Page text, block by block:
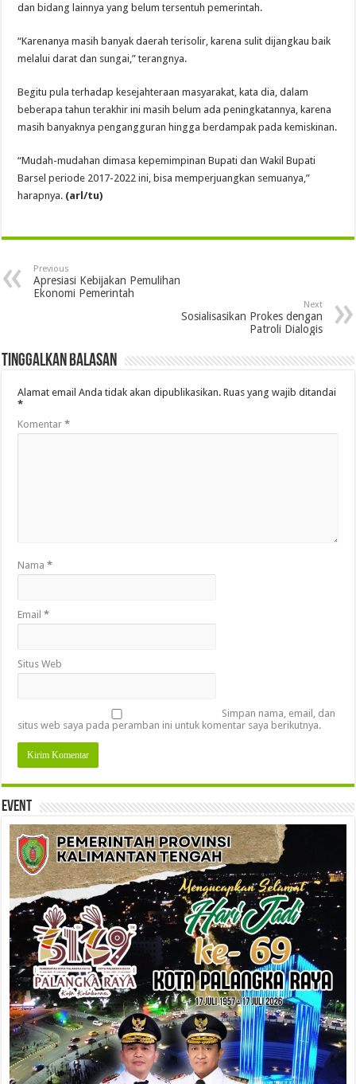
dan bidang lainnya yang belum tersentuh pemerintah.
“Karenanya masih banyak daerah terisolir, karena sulit dijangkau baik
melalui darat dan sungai,” terangnya.
Begitu pula terhadap kesejahteraan masyarakat, kata dia, dalam
beberapa tahun terakhir ini masih belum ada peningkatannya, karena
masih banyaknya pengangguran hingga berdampak pada kemiskinan.
“Mudah-mudahan dimasa kepemimpinan Bupati dan Wakil Bupati
Barsel periode 2017-2022 ini, bisa memperjuangkan semuanya,”
harapnya. (arl/tu)
Previous
Apresiasi Kebijakan Pemulihan
Ekonomi Pemerintah
Next
Sosialisasikan Prokes dengan
Patroli Dialogis
Tinggalkan Balasan
Alamat email Anda tidak akan dipublikasikan. Ruas yang wajib ditandai
*
Komentar*
Nama*
Email*
Situs Web
Simpan nama, email, dan
situs web saya pada peramban ini untuk komentar saya berikutnya.
Event